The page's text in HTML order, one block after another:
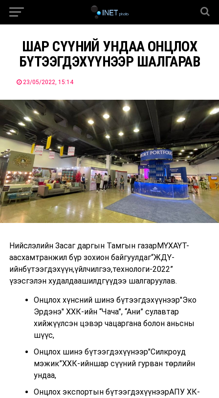
ШАР СҮҮНИЙ УНДАА ОНЦЛОХ
БҮТЭЭГДЭХҮҮНЭЭР ШАЛГАРАВ
23/05/2022, 15:14
Нийслэлийн Засаг даргын Тамгын газарМҮХАҮТ-
аасхамтранжил бүр зохион байгуулдаг“ЖДҮ-
ийнбүтээгдэхүүн,үйлчилгээ,технологи-2022”
үзэсгэлэн худалдаашилдгүүдээ шалгаруулав.
Онцлох хүнсний шинэ бүтээгдэхүүнээр"Эко
Эрдэнэ" ХХК-ийн “Чача”, “Ани” сулавтар
хийжүүлсэн цэвэр чацаргана болон аньсны
шүүс,
Онцлох шинэ бүтээгдэхүүнээр"Силкроуд
мэжик”ХХК-ийншар сүүний гурван төрлийн
ундаа,
Онцлох экспортын бүтээгдэхүүнээрАПУ ХК-